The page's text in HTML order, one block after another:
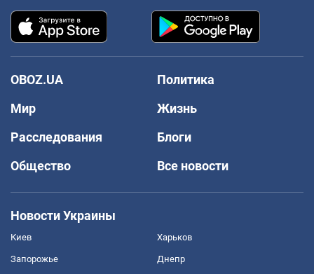
OBOZ.UA
Политика
Мир
Жизнь
Расследования
Блоги
Общество
Все новости
Новости Украины
Киев Харьков
Запорожье Днепр